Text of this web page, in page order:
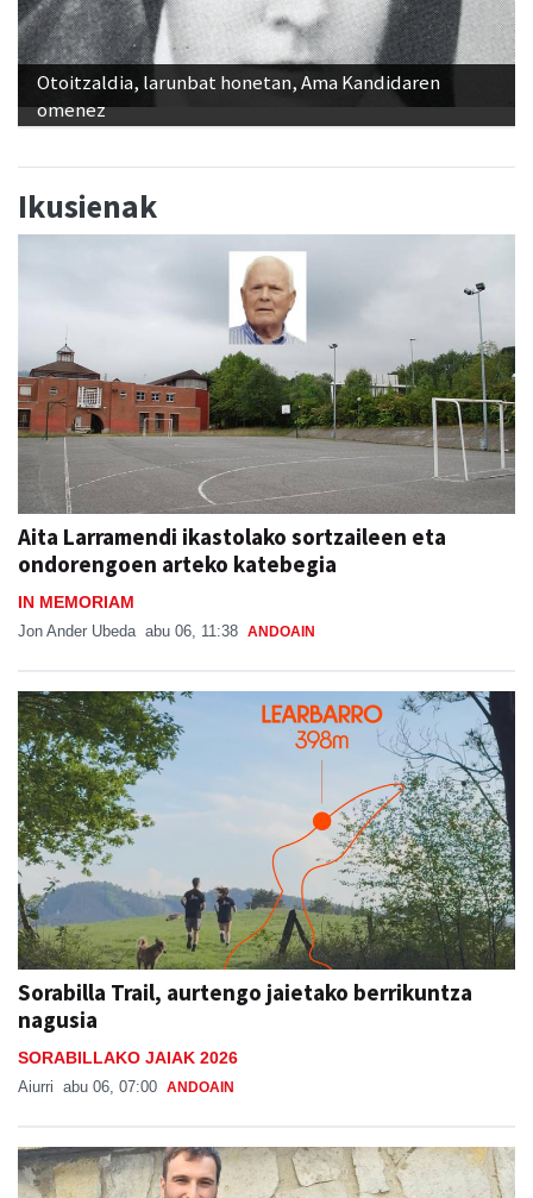
Otoitzaldia, larunbat honetan, Ama Kandidaren
omenez
Ikusienak
Aita Larramendi ikastolako sortzaileen eta
ondorengoen arteko katebegia
IN MEMORIAM
Jon Ander Ubeda abu 06, 11:38 ANDOAIN
Sorabilla Trail, aurtengo jaietako berrikuntza
nagusia
SORABILLAKO JAIAK 2026
Aiurri abu 06, 07:00 ANDOAIN